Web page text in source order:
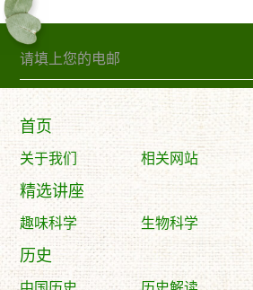
订阅精句
首页
关于我们 相关网站
精选讲座
趣味科学 生物科学
历史